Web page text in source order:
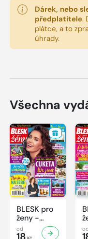
Dárek, nebo
předplatitele.
plátce, a to
úhrady.
Všechna
BLESK pro
ženy -
32/2026
od
18
od